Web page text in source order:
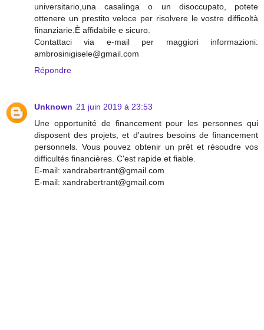
universitario,una casalinga o un disoccupato, potete
ottenere un prestito veloce per risolvere le vostre difficoltà
finanziarie.È affidabile e sicuro.
Contattaci via e-mail per maggiori informazioni:
ambrosinigisele@gmail.com
Répondre
Unknown 21 juin 2019 à 23:53
Une opportunité de financement pour les personnes qui
disposent des projets, et d'autres besoins de financement
personnels. Vous pouvez obtenir un prêt et résoudre vos
difficultés financières. C'est rapide et fiable.
E-mail: xandrabertrant@gmail.com
E-mail: xandrabertrant@gmail.com